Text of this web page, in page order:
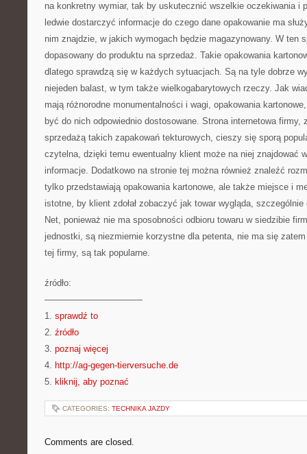
na konkretny wymiar, tak by uskutecznić wszelkie oczekiwania i
ledwie dostarczyć informacje do czego dane opakowanie ma
nim znajdzie, w jakich wymogach będzie magazynowany. W ten
dopasowany do produktu na sprzedaż. Takie opakowania
dlatego sprawdzą się w każdych sytuacjach. Są na tyle dobrze
niejeden balast, w tym także wielkogabarytowych rzeczy. Jak
mają różnorodne monumentalności i wagi, opakowania
być do nich odpowiednio dostosowane. Strona internetowa firmy,
sprzedażą takich zapakowań tekturowych, cieszy się sporą
czytelna, dzięki temu ewentualny klient może na niej znajdować
informacje. Dodatkowo na stronie tej można również znaleźć
tylko przedstawiają opakowania kartonowe, ale także miejsce i
istotne, by klient zdołał zobaczyć jak towar wygląda,
Net, ponieważ nie ma sposobności odbioru towaru w siedzibie
jednostki, są niezmiernie korzystne dla petenta, nie ma się
tej firmy, są tak popularne.
źródło:
———————————
1. sprawdź to
2. źródło
3. poznaj więcej
4. http://ag-gegen-tierversuche.de
5. kliknij, aby poznać
CATEGORIES: TECHNIKA JAZDY
Comments are closed.